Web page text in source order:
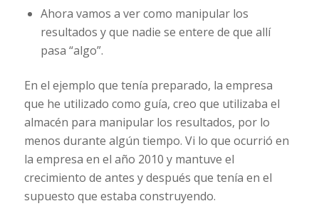
Ahora vamos a ver como manipular los
resultados y que nadie se entere de que allí
pasa “algo”.
En el ejemplo que tenía preparado, la empresa
que he utilizado como guía, creo que utilizaba el
almacén para manipular los resultados, por lo
menos durante algún tiempo. Vi lo que ocurrió en
la empresa en el año 2010 y mantuve el
crecimiento de antes y después que tenía en el
supuesto que estaba construyendo.